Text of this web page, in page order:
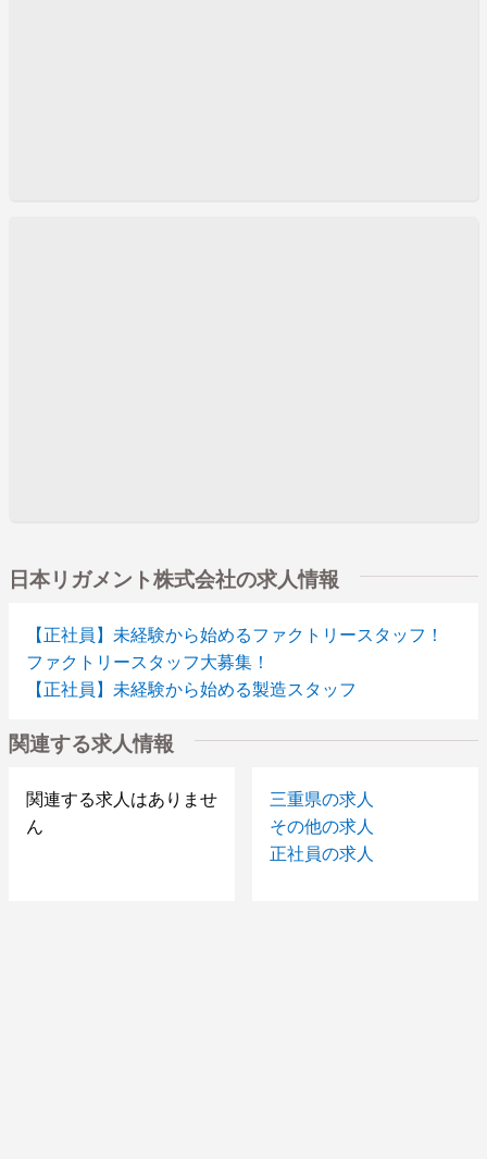
日本リガメント株式会社の求人情報
【正社員】未経験から始めるファクトリースタッフ！
ファクトリースタッフ大募集！
【正社員】未経験から始める製造スタッフ
関連する求人情報
関連する求人はありませ
ん
三重県の求人
その他の求人
正社員の求人